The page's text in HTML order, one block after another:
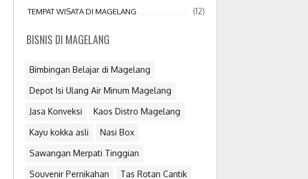
TEMPAT WISATA DI MAGELANG (12)
BISNIS DI MAGELANG
Bimbingan Belajar di Magelang
Depot Isi Ulang Air Minum Magelang
Jasa Konveksi Kaos Distro Magelang
Kayu kokka asli Nasi Box
Sawangan Merpati Tinggian
Souvenir Pernikahan Tas Rotan Cantik